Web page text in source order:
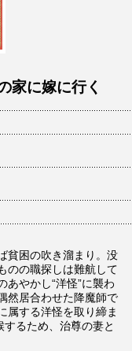
家に嫁に行く
貧困の吹き溜まり。没
のの職探しは難航して
あやかし“洋怪”に襲わ
然居合わせた降魔師で
属する洋怪を取り締ま
するため、治尊の妻と